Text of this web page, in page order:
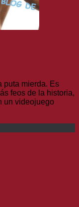
puta mierda. Es
feos de la historia,
un videojuego